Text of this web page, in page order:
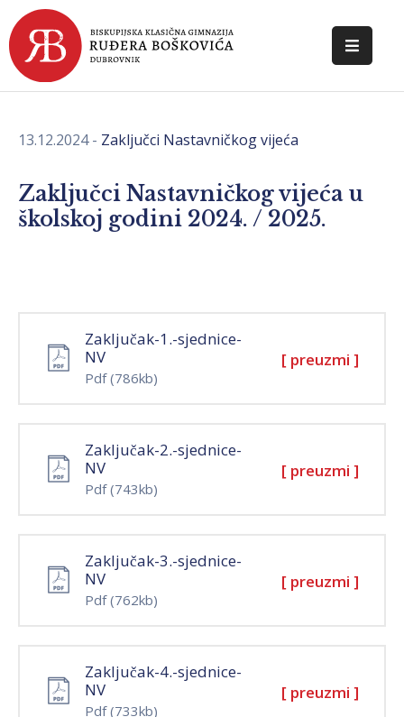
POČETNA
ŠKOLI
DOKUMENTI
NOVOSTI
13.12.2024- Zaključci Nastavničkog vijeća
Zaključci Nastavničkog vijeća u
školskoj godini 2024. / 2025.
Zaključak-1.-sjednice-
NV
Pdf(786kb)
[ preuzmi ]
Zaključak-2.-sjednice-
NV
Pdf(743kb)
[ preuzmi ]
Zaključak-3.-sjednice-
NV
Pdf(762kb)
[ preuzmi ]
Zaključak-4.-sjednice-
NV
Pdf(733kb)
[ preuzmi ]